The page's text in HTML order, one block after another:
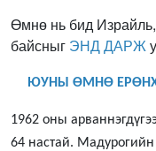
Өмнө нь бид
байсныг ЭНД ДАРЖ
ЮУНЫ ӨМНӨ
1962 оны
64 настай. Мадурогийн